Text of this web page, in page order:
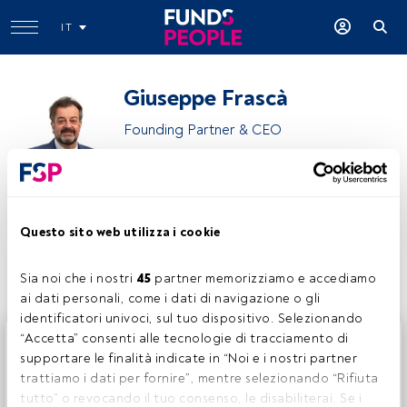
Questo sito web utilizza i cookie
Sia noi che i nostri 45 partner memorizziamo e accediamo
ai dati personali, come i dati di navigazione o gli
identificatori univoci, sul tuo dispositivo. Selezionando
“Accetta” consenti alle tecnologie di tracciamento di
supportare le finalità indicate in “Noi e i nostri partner
trattiamo i dati per fornire”, mentre selezionando “Rifiuta
tutto” o revocando il tuo consenso, le disabiliterai. Se i
IT
Giuseppe Frascà
Founding Partner & CEO
Condividi:
Questo è un articolo riservato agli utenti FundsPeople. Se
sei già registrato, accedi tramite il pulsante Login. Se non
hai ancora un account, ti invitiamo a registrarti per scoprire
tutti i contenuti che FundsPeople ha da offrire.